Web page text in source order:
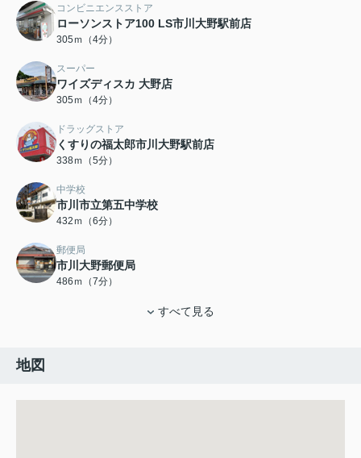
コンビニエンスストア
ローソンストア100 LS市川大野駅前店
305ｍ（4分）
スーパー
ワイズディスカ 大野店
305ｍ（4分）
ドラッグストア
くすりの福太郎市川大野駅前店
338ｍ（5分）
中学校
市川市立第五中学校
432ｍ（6分）
郵便局
市川大野郵便局
486ｍ（7分）
すべて見る
地図